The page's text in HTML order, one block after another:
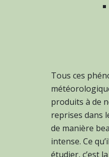
Tous ces
produits à de
reprises dans
de manière
intense. Ce
étudier, c’est